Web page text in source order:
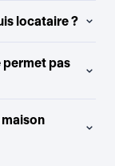
locataire ?
permet pas